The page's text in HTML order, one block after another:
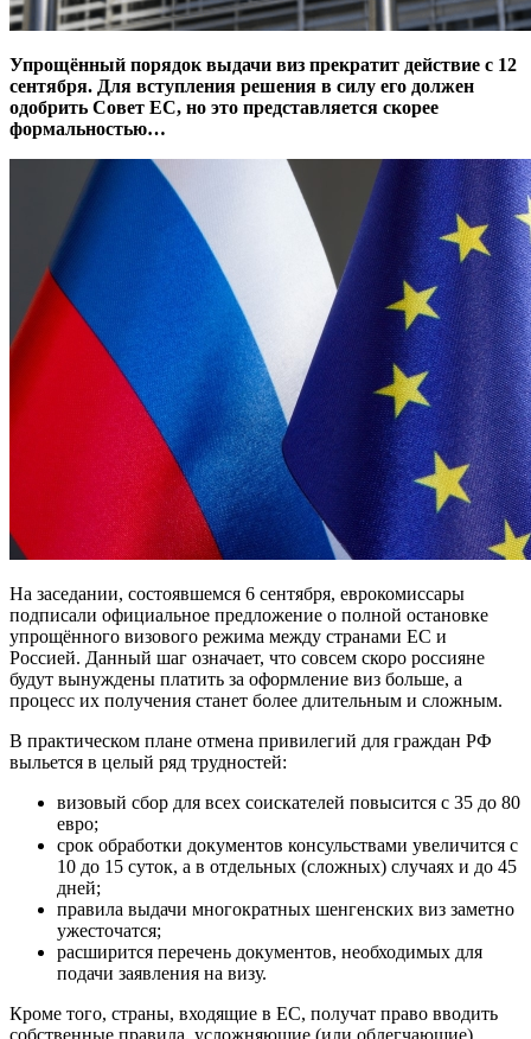
Упрощённый порядок выдачи виз прекратит действие с 12
сентября. Для вступления решения в силу его должен
одобрить Совет ЕС, но это представляется скорее
формальностью…
На заседании, состоявшемся 6 сентября, еврокомиссары
подписали официальное предложение о полной остановке
упрощённого визового режима между странами ЕС и
Россией. Данный шаг означает, что совсем скоро россияне
будут вынуждены платить за оформление виз больше, а
процесс их получения станет более длительным и сложным.
В практическом плане отмена привилегий для граждан РФ
выльется в целый ряд трудностей:
визовый сбор для всех соискателей повысится с 35 до 80
евро;
срок обработки документов консульствами увеличится с
10 до 15 суток, а в отдельных (сложных) случаях и до 45
дней;
правила выдачи многократных шенгенских виз заметно
ужесточатся;
расширится перечень документов, необходимых для
подачи заявления на визу.
Кроме того, страны, входящие в ЕС, получат право вводить